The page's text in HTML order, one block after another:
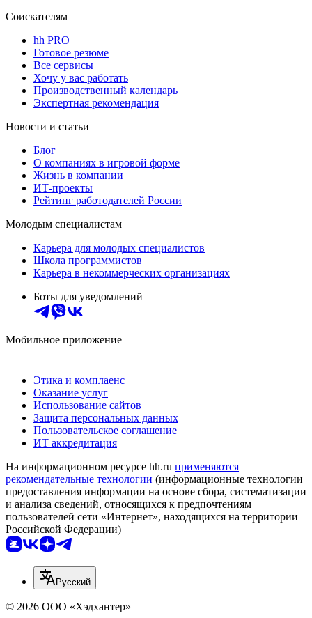
Соискателям
hh PRO
Готовое резюме
Все сервисы
Хочу у вас работать
Производственный календарь
Экспертная рекомендация
Новости и статьи
Блог
О компаниях в игровой форме
Жизнь в компании
ИТ-проекты
Рейтинг работодателей России
Молодым специалистам
Карьера для молодых специалистов
Школа программистов
Карьера в некоммерческих организациях
Боты для уведомлений
Мобильное приложение
Этика и комплаенс
Оказание услуг
Использование сайтов
Защита персональных данных
Пользовательское соглашение
ИТ аккредитация
На информационном ресурсе hh.ru применяются
рекомендательные технологии (информационные технологии
предоставления информации на основе сбора, систематизации
и анализа сведений, относящихся к предпочтениям
пользователей сети «Интернет», находящихся на территории
Российской Федерации)
Русский
© 2026 ООО «Хэдхантер»